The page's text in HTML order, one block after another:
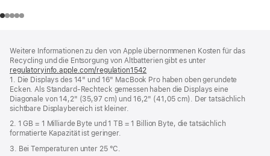
Weitere Informationen zu den von Apple übernommenen Kosten für das
Recycling und die Entsorgung von Altbatterien gibt es unter
regulatoryinfo.apple.com/regulation1542
ein
neues
Fenster)
1. Die Displays des 14" und 16" MacBook Pro haben oben gerundete
Ecken. Als Standard-Rechteck gemessen haben die Displays eine
Diagonale von 14,2" (35,97 cm) und 16,2" (41,05 cm). Der tatsächlich
sichtbare Displaybereich ist kleiner.
2. 1 GB = 1 Milliarde Byte und 1 TB = 1 Billion Byte, die tatsächlich
formatierte Kapazität ist geringer.
3. Bei Temperaturen unter 25 °C.